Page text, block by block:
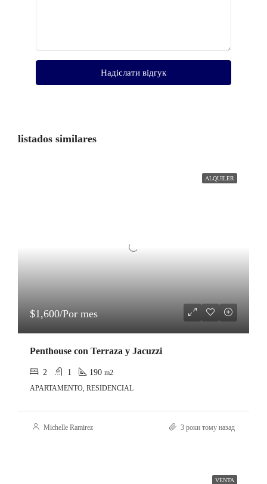
Надіслати відгук
listados similares
ALQUILER
$1,600/Por mes
Penthouse con Terraza y Jacuzzi
2 1 190 m2
APARTAMENTO, RESIDENCIAL
Michelle Ramirez 3 роки тому назад
VENTA